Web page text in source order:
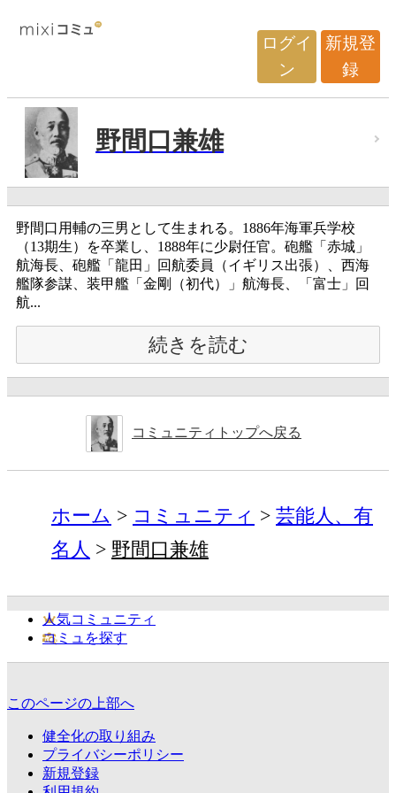
ログイ
ン
新規登
録
野間口兼雄
野間口用輔の三男として生まれる。1886年海軍兵学校
（13期生）を卒業し、1888年に少尉任官。砲艦「赤城」
航海長、砲艦「龍田」回航委員（イギリス出張）、西海
艦隊参謀、装甲艦「金剛（初代）」航海長、「富士」回
航...
続きを読む
コミュニティトップへ戻る
ホーム コミュニティ
芸能人、有
名人
野間口兼雄
人気コミュニティ
コミュを探す
このページの上部へ
健全化の取り組み
プライバシーポリシー
新規登録